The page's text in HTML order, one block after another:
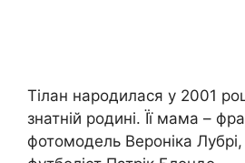
Тілан народилася у 2001
знатній родині. Її мама –
фотомодель Вероніка